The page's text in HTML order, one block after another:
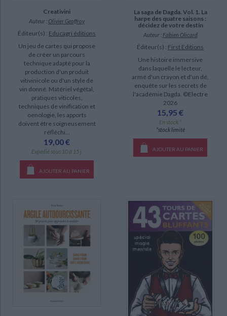
disponible (1384)
a-paraitre (128)
manquant (113)
Creativini
Auteur : Olivier Geoffroy
Éditeur(s) : Educagri éditions
Un jeu de cartes qui propose
de créer un parcours
technique adapté pour la
production d'un produit
vitivinicole ou d'un style de
vin donné. Matériel végétal,
pratiques viticoles,
techniques de vinification et
oenologie, les apports
doivent être soigneusement
réfléchi...
19,00 €
Expédié sous 10 à 15 j.
AJOUTER AU PANIER
La saga de Dagda. Vol. 1. La
harpe des quatre saisons :
décidez de votre destin
Auteur : Fabien Olicard
Éditeur(s) : First Editions
Une histoire immersive
dans laquelle le lecteur,
armé d'un crayon et d'un dé,
enquête sur les secrets de
l'académie Dagda. ©Electre
2026
15,95 €
En stock *
*stock limité
AJOUTER AU PANIER